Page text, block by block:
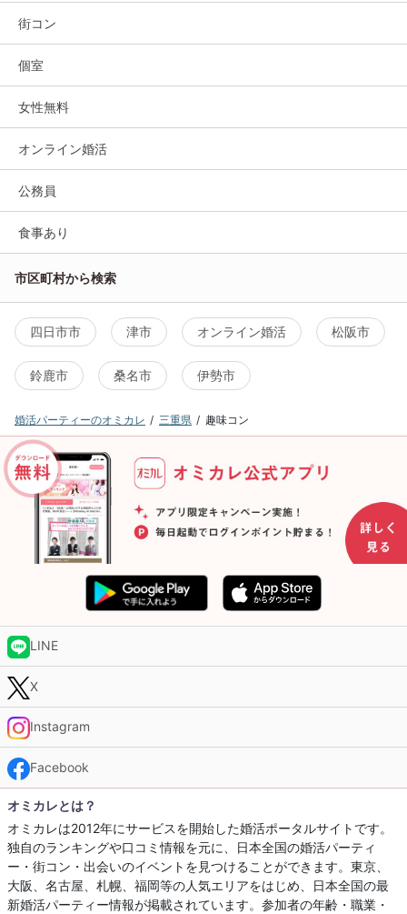
街コン
個室
女性無料
オンライン婚活
公務員
食事あり
市区町村から検索
四日市市 津市 オンライン婚活 松阪市
鈴鹿市 桑名市 伊勢市
婚活パーティーのオミカレ 三重県 趣味コン
LINE
X
Instagram
Facebook
オミカレとは？
オミカレは2012年にサービスを開始した婚活ポータルサイトです。
独自のランキングや口コミ情報を元に、日本全国の婚活パーティ
ー・街コン・出会いのイベントを見つけることができます。東京、
大阪、名古屋、札幌、福岡等の人気エリアをはじめ、日本全国の最
新婚活パーティー情報が掲載されています。参加者の年齢・職業・